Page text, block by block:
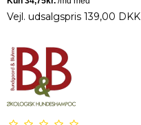
Vejl. udsalgspris 139,00 DKK